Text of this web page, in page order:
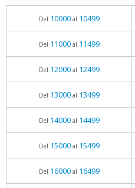
Del 10000al 10499
Del 11000al 11499
Del 12000al 12499
Del 13000al 13499
Del 14000al 14499
Del 15000al 15499
Del 16000al 16499